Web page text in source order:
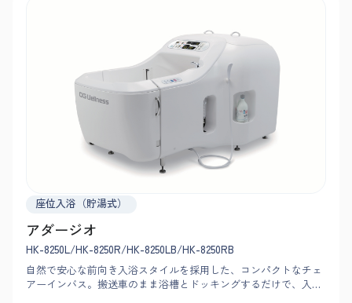
座位入浴（貯湯式）
アダージオ
HK-8250L/HK-8250R/HK-8250LB/HK-8250RB
自然で安心な前向き入浴スタイルを採用した、コンパクトなチェ
アーインバス。搬送車のまま浴槽とドッキングするだけで、入浴